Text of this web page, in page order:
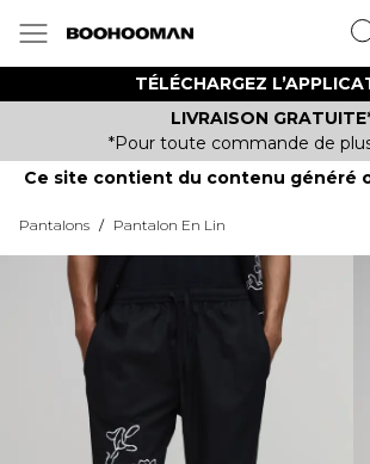
TÉLÉCHARGEZ
LIVRAISON
*Pour toute commande de
Ce site contient du contenu généré
Pantalons / Pantalon En Lin